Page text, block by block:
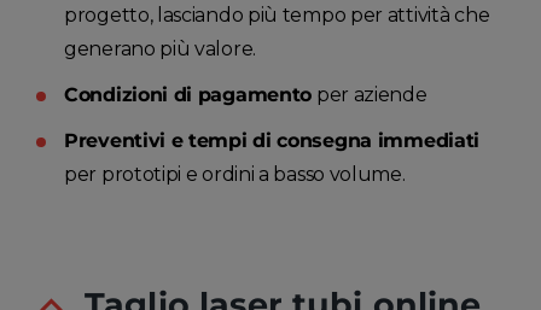
progetto, lasciando più tempo per attività che
generano più valore.
Condizioni di pagamento per aziende
Preventivi e tempi di consegna immediati
per prototipi e ordini a basso volume.